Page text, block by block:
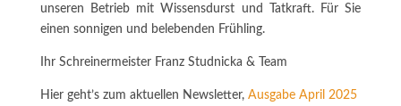
unseren Betrieb mit Wissensdurst und Tatkraft. Für Sie
einen sonnigen und belebenden Frühling.
Ihr Schreinermeister Franz Studnicka & Team
Hier geht’s zum aktuellen Newsletter, Ausgabe April 2025